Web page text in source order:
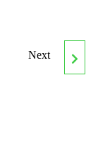
DE
Next